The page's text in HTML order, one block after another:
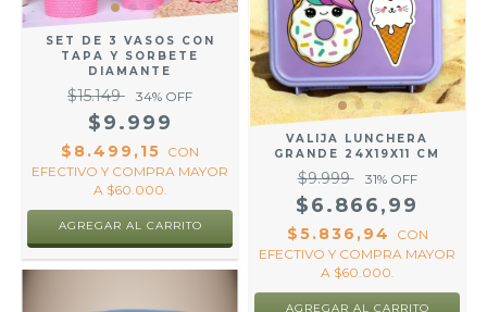
SET DE 3 VASOS CON
TAPA Y SORBETE
DIAMANTE
$15.149 34% OFF
$9.999
$8.499,15 CON
EFECTIVO Y COMPRA MAYOR
A $60.000.
AGREGAR AL CARRITO
VALIJA LUNCHERA
GRANDE 24X19X11 CM
$9.999 31% OFF
$6.866,99
$5.836,94
CON
EFECTIVO Y COMPRA MAYOR
A $60.000.
AGREGAR AL CARRITO